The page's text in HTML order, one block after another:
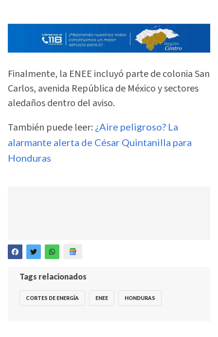
Finalmente, la ENEE incluyó parte de colonia San
Carlos, avenida República de México y sectores
aledaños dentro del aviso.
También puede leer: ¿Aire peligroso? La
alarmante alerta de César Quintanilla para
Honduras
Tags relacionados
CORTES DE ENERGÍA ENEE HONDURAS